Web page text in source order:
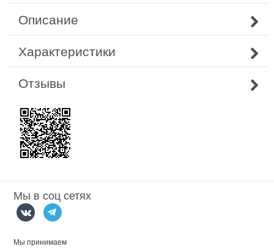
Описание
Характеристики
Отзывы
Мы в соц сетях
Мы принимаем